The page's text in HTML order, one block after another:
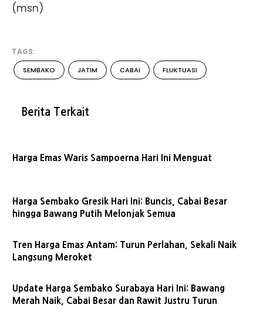
(msn)
TAGS:
SEMBAKO JATIM CABAI FLUKTUASI
Berita Terkait
Harga Emas Waris Sampoerna Hari Ini Menguat
Harga Sembako Gresik Hari Ini: Buncis, Cabai Besar
hingga Bawang Putih Melonjak Semua
Tren Harga Emas Antam: Turun Perlahan, Sekali Naik
Langsung Meroket
Update Harga Sembako Surabaya Hari Ini: Bawang
Merah Naik, Cabai Besar dan Rawit Justru Turun